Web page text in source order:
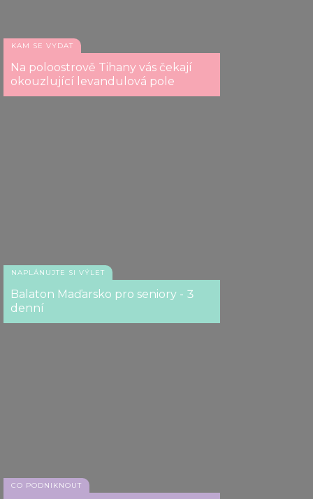
KAM SE VYDAT
Na poloostrově Tihany vás čekají
okouzlující levandulová pole
NAPLÁNUJTE SI VÝLET
Balaton Maďarsko pro seniory - 3
denní
CO PODNIKNOUT